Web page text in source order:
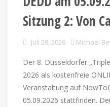
Sitzung 2: Von
Juli 28, 2026 Michael
Der 8. Düsseldorfer
2026 als kostenfreie
Veranstaltung auf
05.09.2026 stattfinden.